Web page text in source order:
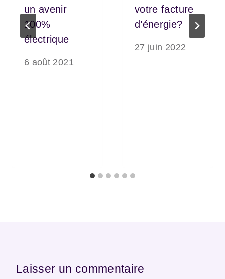
un avenir
100%
électrique
6 août 2021
votre facture
d’énergie?
27 juin 2022
Laisser un commentaire